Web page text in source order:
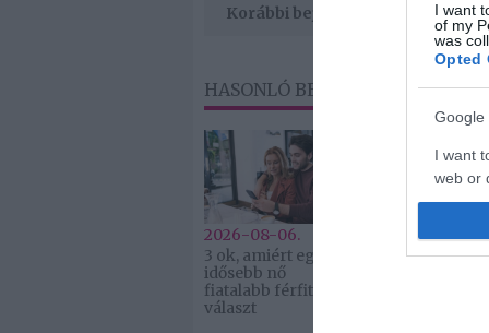
I want
of my
was
Opted
Google
I want
web or
I want
I want
Korábbi bejegyzések
HASONLÓ BEJEGYZÉSEK
2026-08-06.
3 ok, amiért egy
idősebb nő
fiatalabb férfit
választ
2026-08-06.
Ahány ház,